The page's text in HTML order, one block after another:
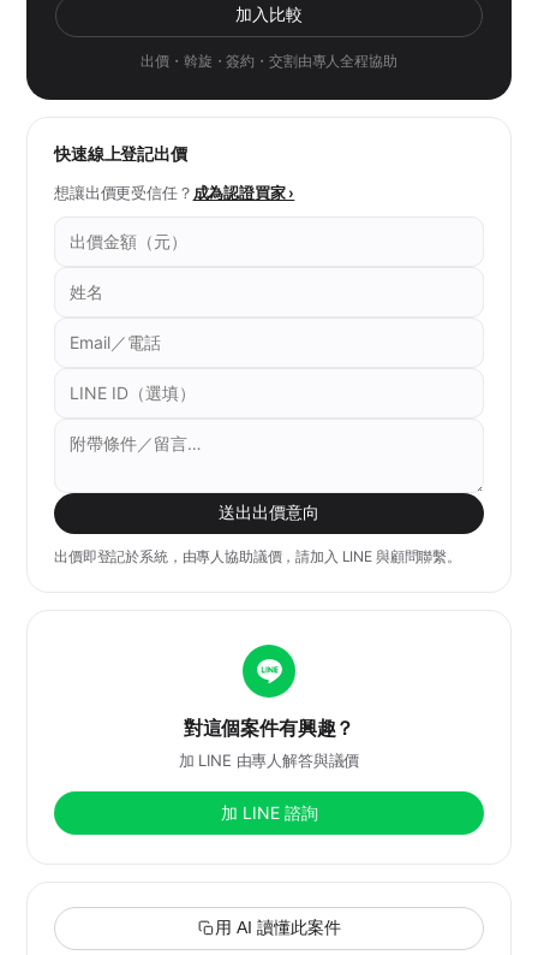
加入比較
出價・斡旋・簽約・交割由專人全程協助
快速線上登記出價
想讓出價更受信任？ 成為認證買家 ›
送出出價意向
出價即登記於系統，由專人協助議價，請加入 LINE 與顧問聯繫。
對這個案件有興趣？
加 LINE 由專人解答與議價
加 LINE 諮詢
用 AI 讀懂此案件